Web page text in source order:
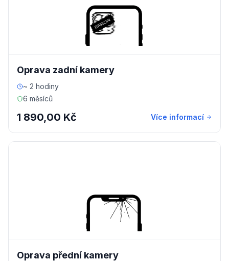
Oprava zadní kamery
~ 2 hodiny
6 měsíců
1 890,00 Kč Více informací
Oprava přední kamery